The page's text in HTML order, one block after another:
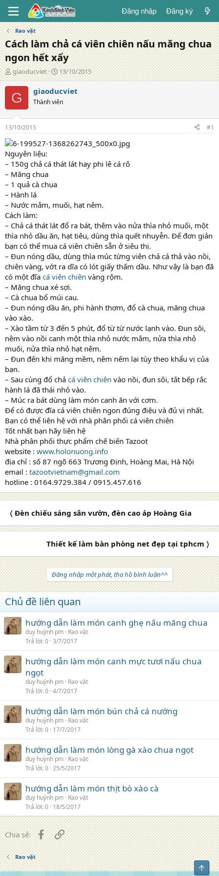
Đăng nhập Đăng ký
Rao vặt
Cách làm chả cá viên chiên nấu măng chua
ngon hết xẩy
T
á
c
g
ả
giaoducviet
N
g
à
đ
g
13/10/2015
G giaoducviet
Thành viên
13/10/2015 #1
Nguyên liệu:
– 150g chả cá thát lát hay phi lê cá rô
– Măng chua
– 1 quả cà chua
– Hành lá
– Nước mắm, muối, hạt nêm.
Cách làm:
– Chả cá thát lát đổ ra bát, thêm vào nửa thìa nhỏ muối, một
thìa nhỏ dầu ăn, hạt tiêu, dùng thìa quết nhuyễn. Để đơn giản
bạn có thể mua cá viên chiên sẵn ở siêu thị.
– Đun nóng dầu, dùng thìa múc từng viên chả cá thả vào nồi,
chiên vàng, vớt ra dĩa có lót giấy thấm dầu. Như vậy là bạn đã
có một đĩa cá viên chiên vàng rộm.
– Măng chua xé sợi.
– Cà chua bổ múi cau.
– Đun nóng dầu ăn, phi hành thơm, đổ cà chua, măng chua
vào xào.
– Xào tầm từ 3 đến 5 phút, đổ từ từ nước lạnh vào. Đun sôi,
nêm vào nồi canh một thìa nhỏ nước mắm, nửa thìa nhỏ
muối, nửa thìa nhỏ hạt nêm.
– Đun đến khi măng mềm, nêm nếm lại tùy theo khẩu vị của
bạn.
– Sau cùng đổ chả cá viên chiên vào nồi, đun sôi, tắt bếp rắc
hành lá đã thái nhỏ vào.
– Múc ra bát dùng làm món canh ăn với cơm.
Để có được đĩa cá viên chiên ngon đúng điệu và đủ vị nhất.
Bạn có thể liên hệ với nhà phân phối cá viên chiên
Tốt nhất bạn hãy liên hệ
Nhà phân phối thực phẩm chế biến Tazoot
website : www.holonuong.info
địa chỉ : số 87 ngõ 663 Trương Định, Hoàng Mai, Hà Nội
email : tazootvietnam@gmail.com
hotline : 0164.9729.384 / 0915.457.616
〈 Đèn chiếu sáng sân vườn, đèn cao áp Hoàng Gia
Thiết kế làm bàn phòng net đẹp tại tphcm 〉
Đăng nhập một phát, tha hồ bình luận^^
Chủ đề liên quan
hướng dẫn làm món canh ghẹ nấu măng chua
duy huỳnh pm Rao vặt
Trả lời 0 3/7/2017
hướng dẫn làm món canh mực tươi nấu chua
ngọt
duy huỳnh pm Rao vặt
Trả lời 0 4/7/2017
hướng dẫn làm món bún chả cá nướng
duy huỳnh pm Rao vặt
Trả lời 0 17/7/2017
hướng dẫn làm món lòng gà xào chua ngọt
duy huỳnh pm Rao vặt
Trả lời 0 25/5/2017
hướng dẫn làm món thịt bò xào cà
duy huỳnh pm Rao vặt
Trả lời 0 18/5/2017
Chia sẻ: FacebookLiên kết
Rao vặt
Top